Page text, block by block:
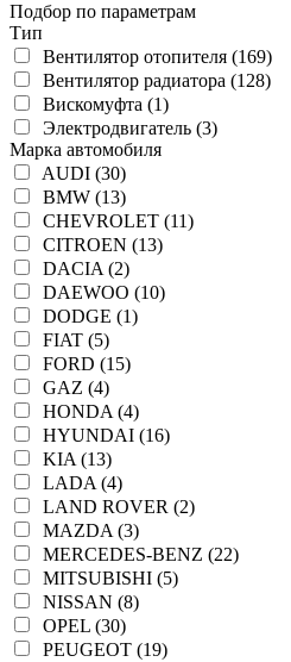
Подбор по параметрам
Тип
Вентилятор отопителя (169)
Вентилятор радиатора (128)
Вискомуфта (1)
Электродвигатель (3)
Марка автомобиля
AUDI (30)
BMW (13)
CHEVROLET (11)
CITROEN (13)
DACIA (2)
DAEWOO (10)
DODGE (1)
FIAT (5)
FORD (15)
GAZ (4)
HONDA (4)
HYUNDAI (16)
KIA (13)
LADA (4)
LAND ROVER (2)
MAZDA (3)
MERCEDES-BENZ (22)
MITSUBISHI (5)
NISSAN (8)
OPEL (30)
PEUGEOT (19)